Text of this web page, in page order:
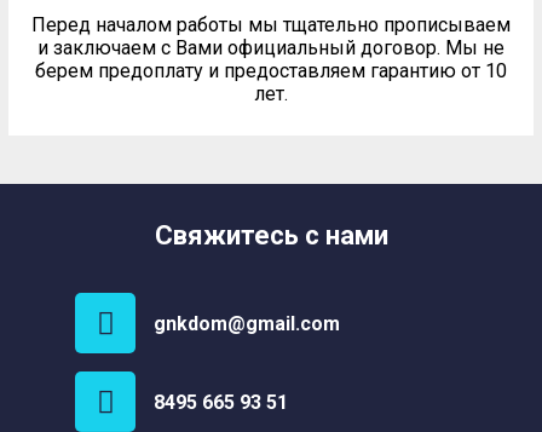
Перед началом работы мы тщательно прописываем
и заключаем с Вами официальный договор. Мы не
берем предоплату и предоставляем гарантию от 10
лет.
Свяжитесь с нами
gnkdom@gmail.com
8495 665 93 51